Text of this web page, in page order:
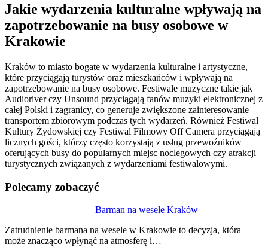
Jakie wydarzenia kulturalne wpływają na
zapotrzebowanie na busy osobowe w
Krakowie
Kraków to miasto bogate w wydarzenia kulturalne i artystyczne,
które przyciągają turystów oraz mieszkańców i wpływają na
zapotrzebowanie na busy osobowe. Festiwale muzyczne takie jak
Audioriver czy Unsound przyciągają fanów muzyki elektronicznej z
całej Polski i zagranicy, co generuje zwiększone zainteresowanie
transportem zbiorowym podczas tych wydarzeń. Również Festiwal
Kultury Żydowskiej czy Festiwal Filmowy Off Camera przyciągają
licznych gości, którzy często korzystają z usług przewoźników
oferujących busy do popularnych miejsc noclegowych czy atrakcji
turystycznych związanych z wydarzeniami festiwalowymi.
Polecamy zobaczyć
Barman na wesele Kraków
Zatrudnienie barmana na wesele w Krakowie to decyzja, która
może znacząco wpłynąć na atmosferę i…
wpisu